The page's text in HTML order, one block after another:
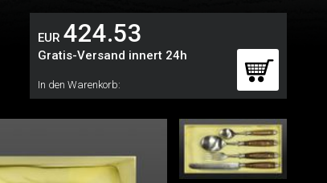
EUR 424.53
Gratis-Versand innert 24h
In den Warenkorb: